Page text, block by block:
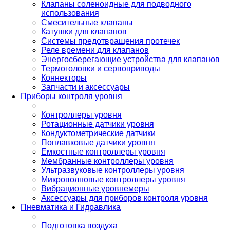
Клапаны соленоидные для подводного
использования
Смесительные клапаны
Катушки для клапанов
Системы предотвращения протечек
Реле времени для клапанов
Энергосберегающие устройства для клапанов
Термоголовки и сервоприводы
Коннекторы
Запчасти и аксессуары
Приборы контроля уровня
Контроллеры уровня
Ротационные датчики уровня
Кондуктометрические датчики
Поплавковые датчики уровня
Емкостные контроллеры уровня
Мембранные контроллеры уровня
Ультразвуковые контроллеры уровня
Микроволновые контроллеры уровня
Вибрационные уровнемеры
Аксессуары для приборов контроля уровня
Пневматика и Гидравлика
Подготовка воздуха